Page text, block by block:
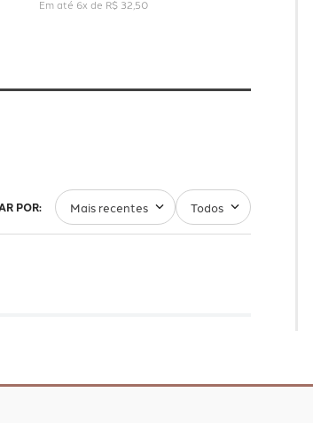
Em até 6x de R$ 32 50
Mais recentes Todos